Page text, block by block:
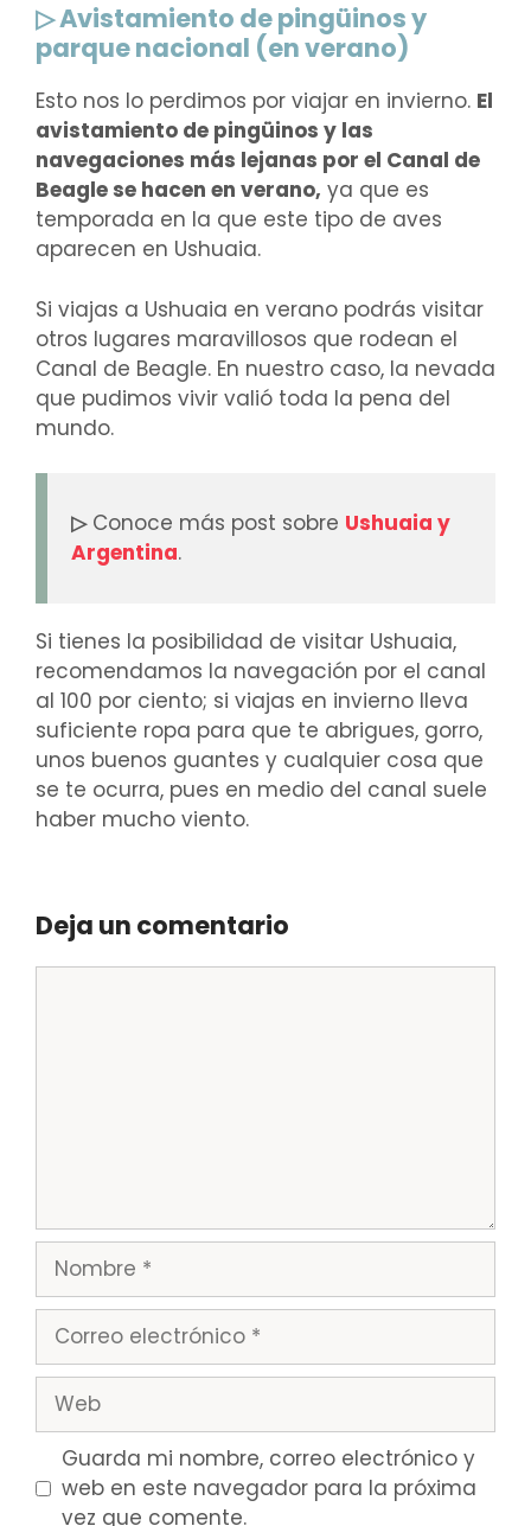
▷ Avistamiento de pingüinos y
parque nacional (en verano)
Esto nos lo perdimos por viajar en invierno. El
avistamiento de pingüinos y las
navegaciones más lejanas por el Canal de
Beagle se hacen en verano, ya que es
temporada en la que este tipo de aves
aparecen en Ushuaia.
Si viajas a Ushuaia en verano podrás visitar
otros lugares maravillosos que rodean el
Canal de Beagle. En nuestro caso, la nevada
que pudimos vivir valió toda la pena del
mundo.
▷Conoce más post sobre Ushuaia y
Argentina.
Si tienes la posibilidad de visitar Ushuaia,
recomendamos la navegación por el canal
al 100 por ciento; si viajas en invierno lleva
suficiente ropa para que te abrigues, gorro,
unos buenos guantes y cualquier cosa que
se te ocurra, pues en medio del canal suele
haber mucho viento.
Deja un comentario
Nombre
Correo
electrónico
Web
Guarda mi nombre, correo electrónico y
web en este navegador para la próxima
vez que comente.